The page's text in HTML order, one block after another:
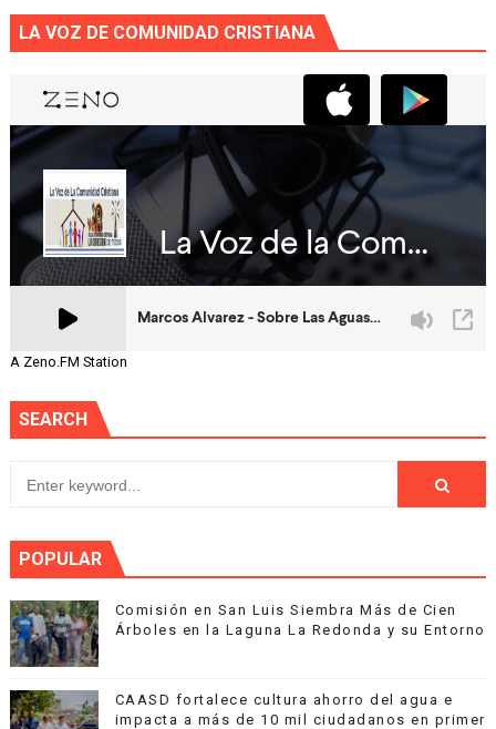
LA VOZ DE COMUNIDAD CRISTIANA
A Zeno.FM Station
SEARCH
POPULAR
Comisión en San Luis Siembra Más de Cien
Árboles en la Laguna La Redonda y su Entorno
CAASD fortalece cultura ahorro del agua e
impacta a más de 10 mil ciudadanos en primer